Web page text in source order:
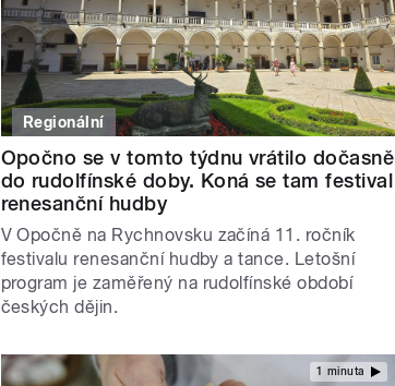
Regionální
Opočno se v tomto týdnu vrátilo dočasně
do rudolfínské doby. Koná se tam festival
renesanční hudby
V Opočně na Rychnovsku začíná 11. ročník
festivalu renesanční hudby a tance. Letošní
program je zaměřený na rudolfínské období
českých dějin.
1 minuta